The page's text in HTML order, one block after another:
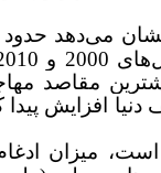
مقاصد
دنیا افزایش
میزان ادغام